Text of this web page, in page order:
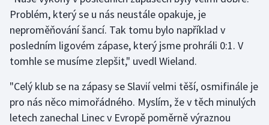
Plážový volejbal
Ragby
Rychlostní kanoistika
Problém, který se u nás neustále opakuje, je
neproměňování šancí. Tak tomu bylo například v
posledním ligovém zápase, který jsme prohráli 0:1. V
tomhle se musíme zlepšit," uvedl Wieland.
"Celý klub se na zápasy se Slavií velmi těší, osmifinále je
pro nás něco mimořádného. Myslím, že v těch minulých
letech zanechal Linec v Evropě poměrně výraznou